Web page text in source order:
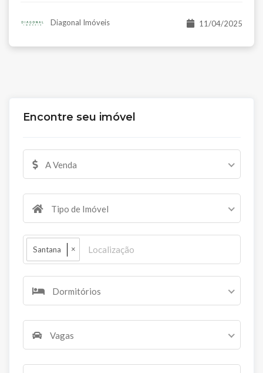
Encontre seu imóvel
A Venda
Tipo de Imóvel
Santana ×
Dormitórios
Vagas
Diagonal Imóveis 11/04/2025